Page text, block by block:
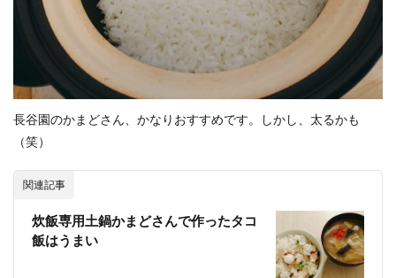
長谷園のかまどさん、かなりおすすめです。しかし、太るかも
（笑）
関連記事
炊飯専用土鍋かまどさんで作ったタコ
飯はうまい